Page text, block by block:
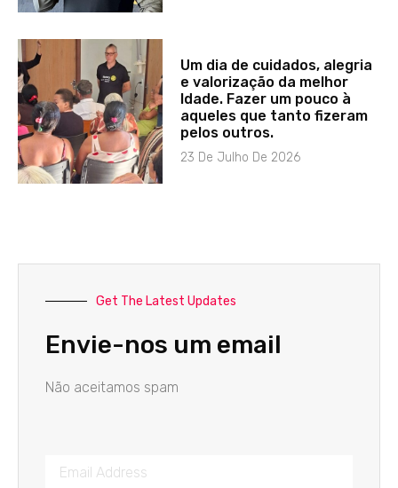
Um dia de cuidados, alegria
e valorização da melhor
Idade. Fazer um pouco à
aqueles que tanto fizeram
pelos outros.
23 De Julho De 2026
Get The Latest Updates
Envie-nos um email
Não aceitamos spam